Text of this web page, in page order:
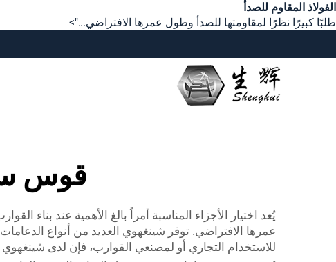
الفولاذ المقاوم للصدأ
طلبًا كبيرًا نظرًا لمقاومتها للصدأ وطول عمرها الافتراضي...">
قوس
يُعد اختيار الأجزاء المناسبة أمراً بالغ الأهمية عند بناء
عمرها الافتراضي. توفر شينغهوي العديد من أنواع
للاستخدام التجاري أو لمصنعي القوارب، فإن لدى